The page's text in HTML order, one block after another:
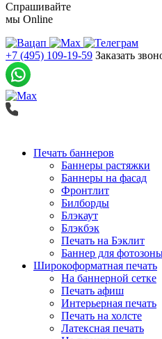
Спрашивайте
мы Online
+7 (495) 109-19-59 Заказать
Печать баннеров
Баннеры растяжки
Баннеры на фасад
Фронтлит
Билборды
Блэкаут
Блэкбэк
Печать на Бэклит
Баннер для
Широкоформатная печать
На баннерной сетке
Печать афиш
Интерьерная печать
Печать на холсте
Латексная печать